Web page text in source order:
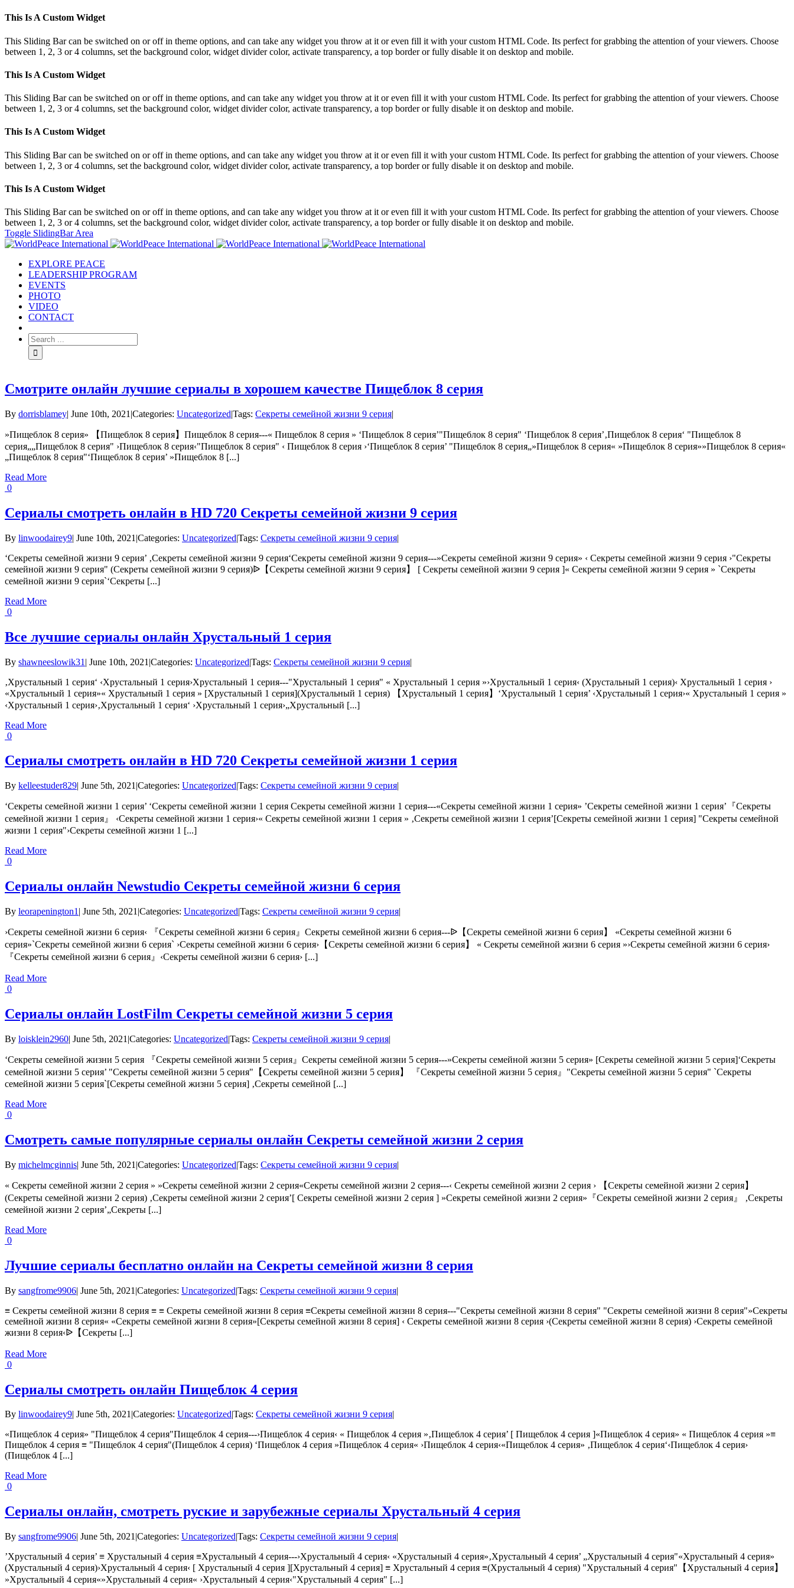
This Is A Custom Widget
This Sliding Bar can be switched on or off in theme options, and can take any widget you throw at it or even fill it with your custom HTML Code. Its perfect for grabbing the attention of your viewers. Choose
between 1, 2, 3 or 4 columns, set the background color, widget divider color, activate transparency, a top border or fully disable it on desktop and mobile.
This Is A Custom Widget
This Sliding Bar can be switched on or off in theme options, and can take any widget you throw at it or even fill it with your custom HTML Code. Its perfect for grabbing the attention of your viewers. Choose
between 1, 2, 3 or 4 columns, set the background color, widget divider color, activate transparency, a top border or fully disable it on desktop and mobile.
This Is A Custom Widget
This Sliding Bar can be switched on or off in theme options, and can take any widget you throw at it or even fill it with your custom HTML Code. Its perfect for grabbing the attention of your viewers. Choose
between 1, 2, 3 or 4 columns, set the background color, widget divider color, activate transparency, a top border or fully disable it on desktop and mobile.
This Is A Custom Widget
This Sliding Bar can be switched on or off in theme options, and can take any widget you throw at it or even fill it with your custom HTML Code. Its perfect for grabbing the attention of your viewers. Choose
between 1, 2, 3 or 4 columns, set the background color, widget divider color, activate transparency, a top border or fully disable it on desktop and mobile.
Toggle SlidingBar Area
EXPLORE PEACE
LEADERSHIP PROGRAM
EVENTS
PHOTO
VIDEO
CONTACT
Смотрите онлайн лучшие сериалы в хорошем качестве Пищеблок 8 серия
By dorrisblamey| June 10th, 2021 |Categories: Uncategorized|Tags: Секреты семейной жизни 9 серия|
»Пищеблок 8 серия» 【Пищеблок 8 серия】Пищеблок 8 серия---« Пищеблок 8 серия » ‘Пищеблок 8 серия’"Пищеблок 8 серия" ‘Пищеблок 8 серия’‚Пищеблок 8 серия‘ "Пищеблок 8
серия„„Пищеблок 8 серия" ›Пищеблок 8 серия‹"Пищеблок 8 серия" ‹ Пищеблок 8 серия ›‘Пищеблок 8 серия’ "Пищеблок 8 серия„»Пищеблок 8 серия« »Пищеблок 8 серия»»Пищеблок 8 серия«
„Пищеблок 8 серия"‘Пищеблок 8 серия’ »Пищеблок 8 [...]
Read More
0
Сериалы смотреть онлайн в HD 720 Секреты семейной жизни 9 серия
By linwoodairey9| June 10th, 2021 |Categories: Uncategorized|Tags: Секреты семейной жизни 9 серия|
‘Секреты семейной жизни 9 серия’ ‚Секреты семейной жизни 9 серия‘Секреты семейной жизни 9 серия---»Секреты семейной жизни 9 серия» ‹ Секреты семейной жизни 9 серия ›"Секреты
семейной жизни 9 серия" (Секреты семейной жизни 9 серия)ᐉ【Секреты семейной жизни 9 серия】 [ Секреты семейной жизни 9 серия ]« Секреты семейной жизни 9 серия » `Секреты
семейной жизни 9 серия`‘Секреты [...]
Read More
0
Все лучшие сериалы онлайн Хрустальный 1 серия
By shawneeslowik31 | June 10th, 2021 |Categories: Uncategorized|Tags: Секреты семейной жизни 9 серия|
‚Хрустальный 1 серия‘ ‹Хрустальный 1 серия›Хрустальный 1 серия---"Хрустальный 1 серия" « Хрустальный 1 серия »›Хрустальный 1 серия‹ (Хрустальный 1 серия)‹ Хрустальный 1 серия ›
«Хрустальный 1 серия»« Хрустальный 1 серия » [Хрустальный 1 серия](Хрустальный 1 серия) 【Хрустальный 1 серия】‘Хрустальный 1 серия’ ‹Хрустальный 1 серия›« Хрустальный 1 серия »
‹Хрустальный 1 серия›‚Хрустальный 1 серия‘ ›Хрустальный 1 серия›„Хрустальный [...]
Read More
0
Сериалы смотреть онлайн в HD 720 Секреты семейной жизни 1 серия
By kelleestuder829| June 5th, 2021 |Categories: Uncategorized|Tags: Секреты семейной жизни 9 серия|
‘Секреты семейной жизни 1 серия’ ‘Секреты семейной жизни 1 серия Секреты семейной жизни 1 серия---«Секреты семейной жизни 1 серия» ’Секреты семейной жизни 1 серия’『Секреты
семейной жизни 1 серия』 ‹Секреты семейной жизни 1 серия›« Секреты семейной жизни 1 серия » ‚Секреты семейной жизни 1 серия’[Секреты семейной жизни 1 серия] "Секреты семейной
жизни 1 серия"›Секреты семейной жизни 1 [...]
Read More
0
Сериалы онлайн Newstudio Секреты семейной жизни 6 серия
By leorapenington1 | June 5th, 2021 |Categories: Uncategorized|Tags: Секреты семейной жизни 9 серия|
›Секреты семейной жизни 6 серия‹ 『Секреты семейной жизни 6 серия』Секреты семейной жизни 6 серия---ᐉ【Секреты семейной жизни 6 серия】 «Секреты семейной жизни 6
серия»`Секреты семейной жизни 6 серия` ›Секреты семейной жизни 6 серия›【Секреты семейной жизни 6 серия】 « Секреты семейной жизни 6 серия »›Секреты семейной жизни 6 серия›
『Секреты семейной жизни 6 серия』‹Секреты семейной жизни 6 серия› [...]
Read More
0
Сериалы онлайн LostFilm Секреты семейной жизни 5 серия
By loisklein2960| June 5th, 2021 |Categories: Uncategorized|Tags: Секреты семейной жизни 9 серия|
‘Секреты семейной жизни 5 серия 『Секреты семейной жизни 5 серия』Секреты семейной жизни 5 серия---»Секреты семейной жизни 5 серия» [Секреты семейной жизни 5 серия]‘Секреты
семейной жизни 5 серия’ "Секреты семейной жизни 5 серия"【Секреты семейной жизни 5 серия】 『Секреты семейной жизни 5 серия』"Секреты семейной жизни 5 серия" `Секреты
семейной жизни 5 серия`[Секреты семейной жизни 5 серия] ‚Секреты семейной [...]
Read More
0
Смотреть самые популярные сериалы онлайн Секреты семейной жизни 2 серия
By michelmcginnis| June 5th, 2021 |Categories: Uncategorized|Tags: Секреты семейной жизни 9 серия|
« Секреты семейной жизни 2 серия » »Секреты семейной жизни 2 серия«Секреты семейной жизни 2 серия---‹ Секреты семейной жизни 2 серия › 【Секреты семейной жизни 2 серия】
(Секреты семейной жизни 2 серия) ‚Секреты семейной жизни 2 серия’[ Секреты семейной жизни 2 серия ] »Секреты семейной жизни 2 серия»『Секреты семейной жизни 2 серия』 ‚Секреты
семейной жизни 2 серия’„Секреты [...]
Read More
0
Лучшие сериалы бесплатно онлайн на Секреты семейной жизни 8 серия
By sangfrome9906| June 5th, 2021 |Categories: Uncategorized|Tags: Секреты семейной жизни 9 серия|
≡ Секреты семейной жизни 8 серия ≡ ≡ Секреты семейной жизни 8 серия ≡Секреты семейной жизни 8 серия---"Секреты семейной жизни 8 серия" "Секреты семейной жизни 8 серия"»Секреты
семейной жизни 8 серия« «Секреты семейной жизни 8 серия»[Секреты семейной жизни 8 серия] ‹ Секреты семейной жизни 8 серия ›(Секреты семейной жизни 8 серия) ›Секреты семейной
жизни 8 серия‹ᐉ【Секреты [...]
Read More
0
Сериалы смотреть онлайн Пищеблок 4 серия
By linwoodairey9| June 5th, 2021|Categories: Uncategorized|Tags: Секреты семейной жизни 9 серия|
«Пищеблок 4 серия» "Пищеблок 4 серия"Пищеблок 4 серия---›Пищеблок 4 серия‹ « Пищеблок 4 серия »‚Пищеблок 4 серия’ [ Пищеблок 4 серия ]«Пищеблок 4 серия» « Пищеблок 4 серия »≡
Пищеблок 4 серия ≡ "Пищеблок 4 серия"(Пищеблок 4 серия) ‘Пищеблок 4 серия »Пищеблок 4 серия« ›Пищеблок 4 серия‹«Пищеблок 4 серия» ‚Пищеблок 4 серия‘‹Пищеблок 4 серия›
(Пищеблок 4 [...]
Read More
0
Сериалы онлайн, смотреть руские и зарубежные сериалы Хрустальный 4 серия
By sangfrome9906| June 5th, 2021 |Categories: Uncategorized|Tags: Секреты семейной жизни 9 серия|
’Хрустальный 4 серия’ ≡ Хрустальный 4 серия ≡Хрустальный 4 серия---›Хрустальный 4 серия‹ «Хрустальный 4 серия»‚Хрустальный 4 серия’ „Хрустальный 4 серия"«Хрустальный 4 серия»
(Хрустальный 4 серия)›Хрустальный 4 серия‹ [ Хрустальный 4 серия ][Хрустальный 4 серия] ≡ Хрустальный 4 серия ≡(Хрустальный 4 серия) "Хрустальный 4 серия"【Хрустальный 4 серия】
»Хрустальный 4 серия«»Хрустальный 4 серия« ›Хрустальный 4 серия‹"Хрустальный 4 серия" [...]